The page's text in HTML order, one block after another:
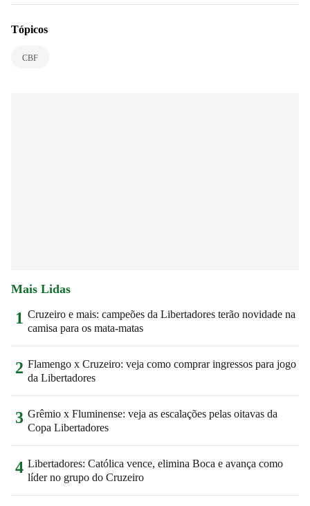
Tópicos
CBF
Mais Lidas
1 Cruzeiro e mais: campeões da Libertadores terão novidade na
camisa para os mata-matas
2 Flamengo x Cruzeiro: veja como comprar ingressos para jogo
da Libertadores
3 Grêmio x Fluminense: veja as escalações pelas oitavas da
Copa Libertadores
4 Libertadores: Católica vence, elimina Boca e avança como
líder no grupo do Cruzeiro